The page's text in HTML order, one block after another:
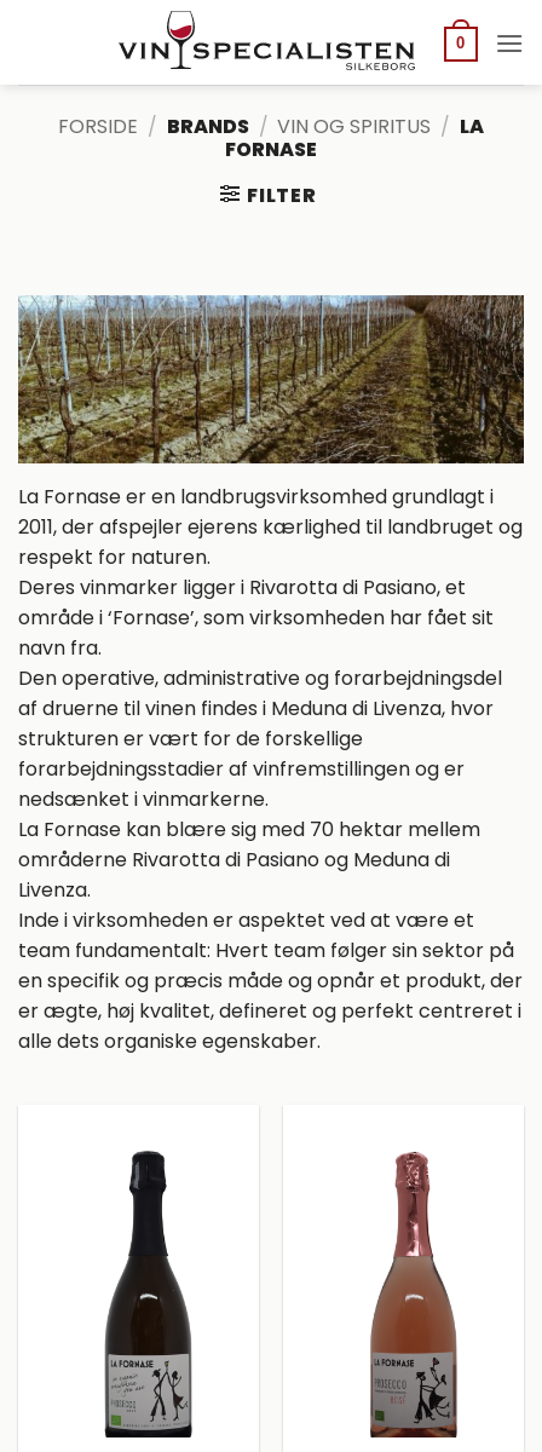
0
FORSIDE / BRANDS / VIN OG SPIRITUS / LA
FORNASE
FILTER
La Fornase er en landbrugsvirksomhed grundlagt i
2011, der afspejler ejerens kærlighed til landbruget og
respekt for naturen.
Deres vinmarker ligger i Rivarotta di Pasiano, et
område i ‘Fornase’, som virksomheden har fået sit
navn fra.
Den operative, administrative og forarbejdningsdel
af druerne til vinen findes i Meduna di Livenza, hvor
strukturen er vært for de forskellige
forarbejdningsstadier af vinfremstillingen og er
nedsænket i vinmarkerne.
La Fornase kan blære sig med 70 hektar mellem
områderne Rivarotta di Pasiano og Meduna di
Livenza.
Inde i virksomheden er aspektet ved at være et
team fundamentalt: Hvert team følger sin sektor på
en specifik og præcis måde og opnår et produkt, der
er ægte, høj kvalitet, defineret og perfekt centreret i
alle dets organiske egenskaber.